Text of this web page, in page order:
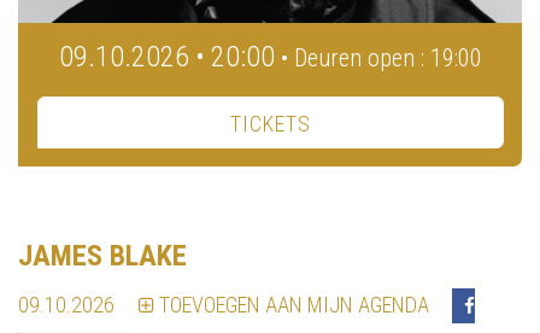
09.10.2026 • 20:00 • Deuren open : 19:00
TICKETS
JAMES BLAKE
09.10.2026 TOEVOEGEN AAN MIJN AGENDA